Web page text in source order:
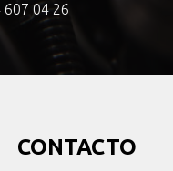
607 04 26
CONTACTO